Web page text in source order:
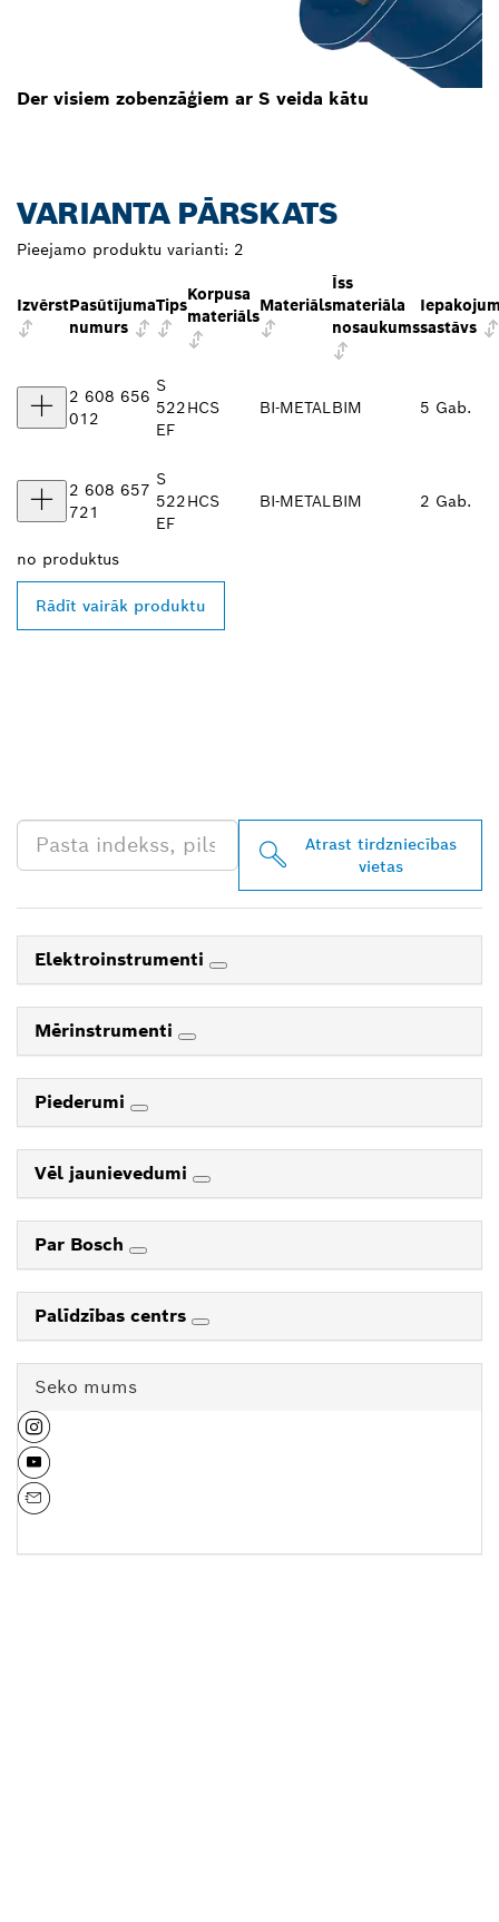
Der visiem zobenzāģiem ar S veida kātu
VARIANTA PĀRSKATS
Pieejamo produktu varianti: 2
IzvērstPasūtījuma
numurs
Tips
Korpusa
materiāls
Materiāls
Īss
materiāla
nosaukumssastāvs
2 608 656
012
S
522
EF
HCS BI-METALBIM 5 Gab.
2 608 657
721
S
522
EF
HCS BI-METALBIM 2 Gab.
no produktus
Rādīt vairāk produktu
Atrast tirdzniecības
vietas
Elektroinstrumenti
Mērinstrumenti
Piederumi
Vēl jaunievedumi
Par Bosch
Palīdzības centrs
Seko mums